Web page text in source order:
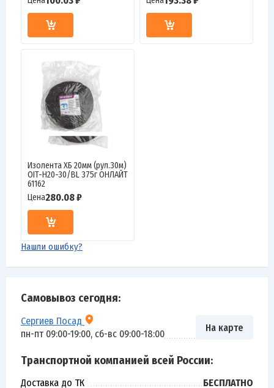
Самовывоз сегодня:
Сергиев Посад
пн-пт 09:00-19:00, сб-вс 09:00-18:00
На карте
Транспортной компанией всей России:
Доставка до ТК
БЕСПЛАТНО
Изолента ХБ 20мм (рул.30м)
OIT-H20-30/BL 375г ОНЛАЙТ
61162
Цена280.08 ₽
Нашли ошибку?